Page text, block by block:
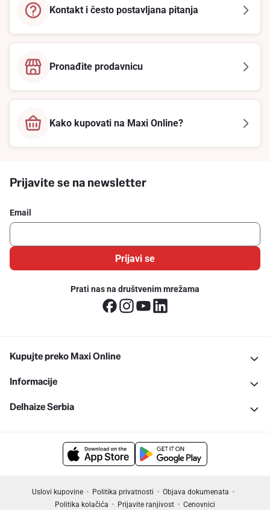
Kontakt i često postavljana pitanja
Pronađite prodavnicu
Kako kupovati na Maxi Online?
Prijavite se na newsletter
Email
Prijavi se
Prati nas na društvenim mrežama
Kupujte preko Maxi Online
Informacije
Delhaize Serbia
Uslovi kupovine Politika privatnosti
Objava dokumenata
Politika kolačića
Prijavite ranjivost
Cenovnici